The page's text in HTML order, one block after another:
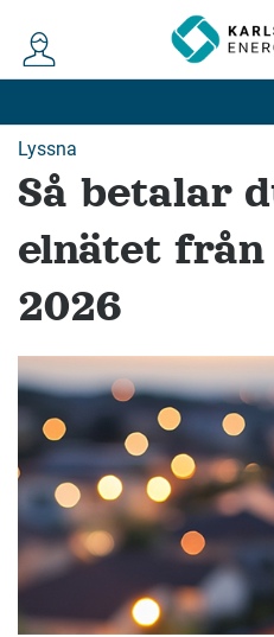
Lyssna
Så betalar
elnätet från
2026